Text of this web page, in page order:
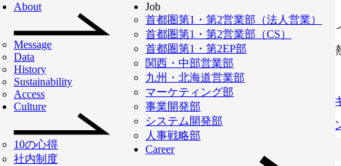
About
Message
Data
History
Sustainability
Access
Culture
10の心得
社内制度
Job
首都圏第1・第2営業部（法人営業）
首都圏第1・第2営業部（CS）
首都圏第1・第2EP部
関西・中部営業部
九州・北海道営業部
マーケティング部
事業開発部
システム開発部
人事戦略部
Career
リーダーの想い、メンバーの挑戦、プロジェクトの全貌、そして
多角的な発信を通じて、ギークスという組織の日常とメンバーの
本部長インタビュー インタビュー
地方拠点 女性活躍 ママパパメ
リファラル
マネジメント